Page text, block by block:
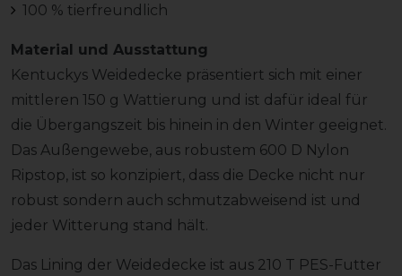
100 % tierfreundlich
Material und Ausstattung
Kentuckys Weidedecke präsentiert sich mit einer
mittleren 150 g Wattierung und ist dafür ideal für
die Übergangszeit bis hinein in den Winter geeignet.
Das Außengewebe, aus robustem 600 D Nylon
Ripstop, ist so konzipiert, dass die Decke nicht nur
robust sondern auch schmutzabweisend ist und
jeder Witterung stand hält.
Das Lining der Weidedecke ist aus 210 T PES-Futter